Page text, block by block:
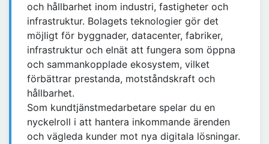
och hållbarhet inom industri, fastigheter och
infrastruktur. Bolagets teknologier gör det
möjligt för byggnader, datacenter, fabriker,
infrastruktur och elnät att fungera som öppna
och sammankopplade ekosystem, vilket
förbättrar prestanda, motståndskraft och
hållbarhet.
Som kundtjänstmedarbetare spelar du en
nyckelroll i att hantera inkommande ärenden
och vägleda kunder mot nya digitala lösningar.